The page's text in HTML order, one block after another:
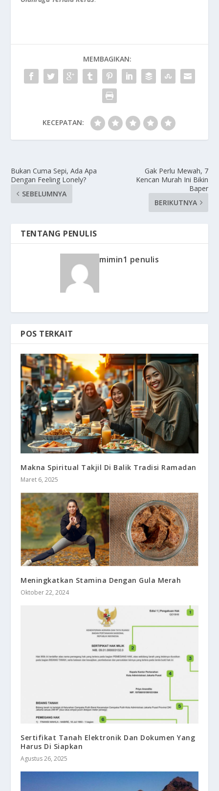
MEMBAGIKAN:
KECEPATAN:
Bukan Cuma Sepi, Ada Apa
Dengan Feeling Lonely?
SEBELUMNYA
Gak Perlu Mewah, 7
Kencan Murah Ini Bikin
Baper
BERIKUTNYA
TENTANG PENULIS
mimin1 penulis
POS TERKAIT
Makna Spiritual Takjil Di Balik Tradisi Ramadan
Maret 6, 2025
Meningkatkan Stamina Dengan Gula Merah
Oktober 22, 2024
Sertifikat Tanah Elektronik Dan Dokumen Yang
Harus Di Siapkan
Agustus 26, 2025